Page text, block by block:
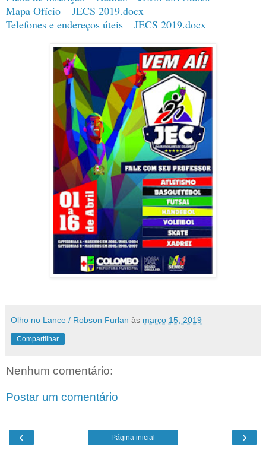
Mapa Ofício – JECS 2019.docx
Telefones e endereços úteis – JECS 2019.docx
Olho no Lance / Robson Furlan às março 15, 2019
Compartilhar
Nenhum comentário:
Postar um comentário
‹ ›
Página inicial